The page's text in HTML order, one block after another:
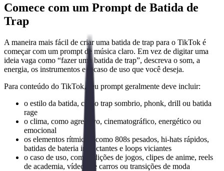
Comece com um Prompt de Batida de
Trap
A maneira mais fácil de criar uma batida de trap para o TikTok é
começar com um prompt de música claro. Em vez de digitar uma
ideia vaga como “fazer uma batida de trap”, descreva o som, a
energia, os instrumentos e o caso de uso que você deseja.
Para conteúdo do TikTok, seu prompt geralmente deve incluir:
o estilo da batida, como trap sombrio, phonk, drill ou batida
rage
o clima, como agressivo, cinematográfico, energético ou
emocional
os elementos rítmicos, como 808s pesados, hi-hats rápidos,
batidas de bateria impactantes e loops viciantes
o caso de uso, como edições de jogos, clipes de anime, reels
de academia, vídeos de carros ou transições de moda